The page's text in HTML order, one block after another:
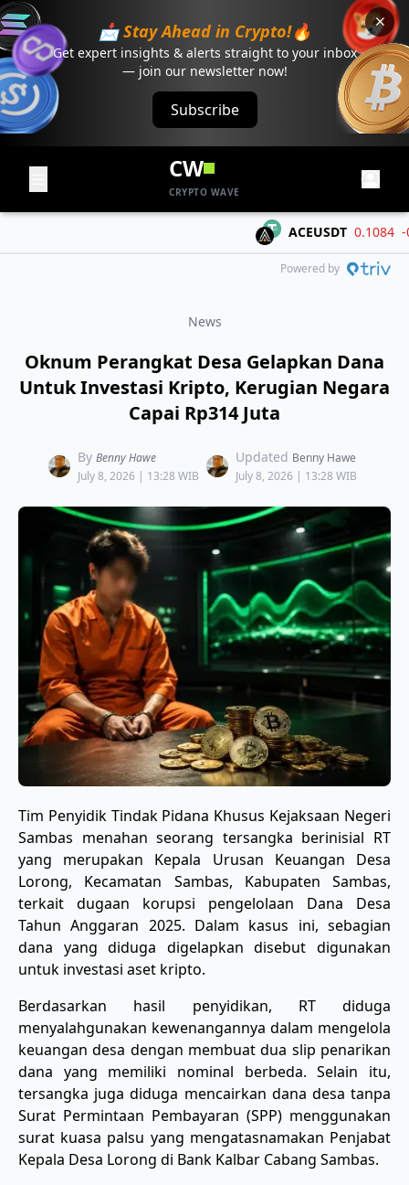
📩 Stay Ahead in Crypto!🔥
Get expert insights & alerts straight to your inbox
— join our newsletter now!
Subscribe
CW
CRYPTO WAVE
ACEUSDT 0.1084 -
Powered by
News
Oknum Perangkat Desa Gelapkan Dana
Untuk Investasi Kripto, Kerugian Negara
Capai Rp314 Juta
By Benny Hawe
July 8, 2026 | 13:28 WIB
Updated Benny Hawe
July 8, 2026 | 13:28 WIB
Tim Penyidik Tindak Pidana Khusus Kejaksaan Negeri
Sambas menahan seorang tersangka berinisial RT
yang merupakan Kepala Urusan Keuangan Desa
Lorong, Kecamatan Sambas, Kabupaten Sambas,
terkait dugaan korupsi pengelolaan Dana Desa
Tahun Anggaran 2025. Dalam kasus ini, sebagian
dana yang diduga digelapkan disebut digunakan
untuk investasi aset kripto.
Berdasarkan hasil penyidikan, RT diduga
menyalahgunakan kewenangannya dalam mengelola
keuangan desa dengan membuat dua slip penarikan
dana yang memiliki nominal berbeda. Selain itu,
tersangka juga diduga mencairkan dana desa tanpa
Surat Permintaan Pembayaran (SPP) menggunakan
surat kuasa palsu yang mengatasnamakan Penjabat
Kepala Desa Lorong di Bank Kalbar Cabang Sambas.